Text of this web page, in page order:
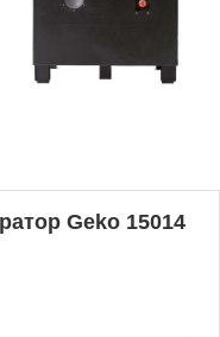
Geko 15014